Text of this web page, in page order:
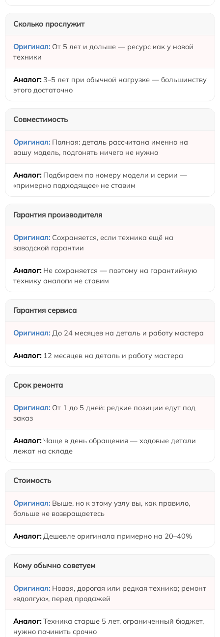
Сколько прослужит
От 5 лет и дольше — ресурс как у новой
техники
3–5 лет при обычной нагрузке — большинству
этого достаточно
Совместимость
Полная: деталь рассчитана именно на
вашу модель, подгонять ничего не нужно
Подбираем по номеру модели и серии —
«примерно подходящее» не ставим
Гарантия производителя
Сохраняется, если техника ещё на
заводской гарантии
Не сохраняется — поэтому на гарантийную
технику аналоги не ставим
Гарантия сервиса
До 24 месяцев на деталь и работу мастера
12 месяцев на деталь и работу мастера
Срок ремонта
От 1 до 5 дней: редкие позиции едут под
заказ
Чаще в день обращения — ходовые детали
лежат на складе
Стоимость
Выше, но к этому узлу вы, как правило,
больше не возвращаетесь
Дешевле оригинала примерно на 20–40%
Кому обычно советуем
Новая, дорогая или редкая техника; ремонт
«вдолгую», перед продажей
Техника старше 5 лет, ограниченный бюджет,
нужно починить срочно